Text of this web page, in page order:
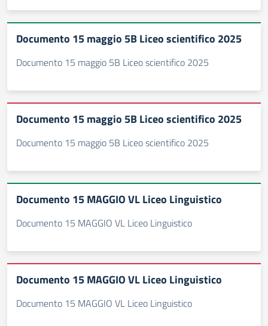
Documento 15 maggio 5B Liceo scientifico 2025
Documento 15 maggio 5B Liceo scientifico 2025
Documento 15 maggio 5B Liceo scientifico 2025
Documento 15 maggio 5B Liceo scientifico 2025
Documento 15 MAGGIO VL Liceo Linguistico
Documento 15 MAGGIO VL Liceo Linguistico
Documento 15 MAGGIO VL Liceo Linguistico
Documento 15 MAGGIO VL Liceo Linguistico